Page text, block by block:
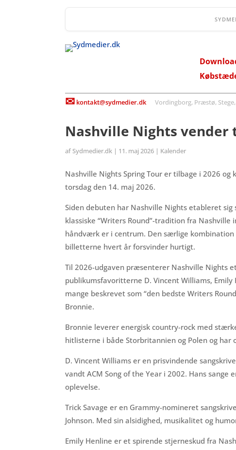
✉ kontakt@sydmedier.dkVordingborg, Præstø, Stege,
Nashville Nights
af Sydmedier.dk | 11. maj 2026 | Kalender
Nashville Nights Spring Tour er tilbage i 2026
torsdag den 14. maj 2026.
Siden debuten har Nashville Nights etableret
klassiske “Writers Round”-tradition fra
håndværk er i centrum. Den særlige
billetterne hvert år forsvinder hurtigt.
Til 2026-udgaven præsenterer Nashville Nights
publikumsfavoritterne D. Vincent Williams,
mange beskrevet som “den bedste Writers
Bronnie.
Bronnie leverer energisk country-rock med
hitlisterne i både Storbritannien og Polen og har
D. Vincent Williams er en prisvindende
vandt ACM Song of the Year i 2002. Hans
oplevelse.
Trick Savage er en Grammy-nomineret
Johnson. Med sin alsidighed, musikalitet og
Emily Henline er et spirende stjerneskud fra